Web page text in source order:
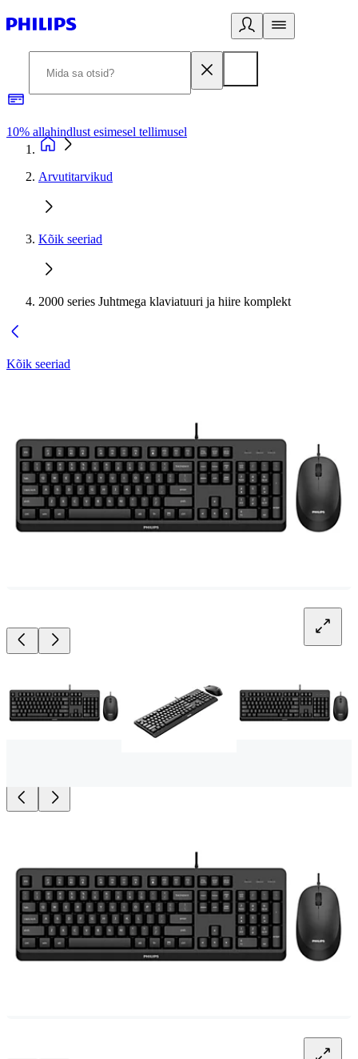
10% allahindlust esimesel tellimusel
Arvutitarvikud
Kõik seeriad
2000 series Juhtmega klaviatuuri ja hiire komplekt
Kõik seeriad